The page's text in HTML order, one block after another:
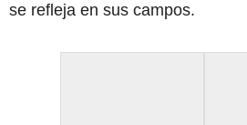
se refleja en sus campos.